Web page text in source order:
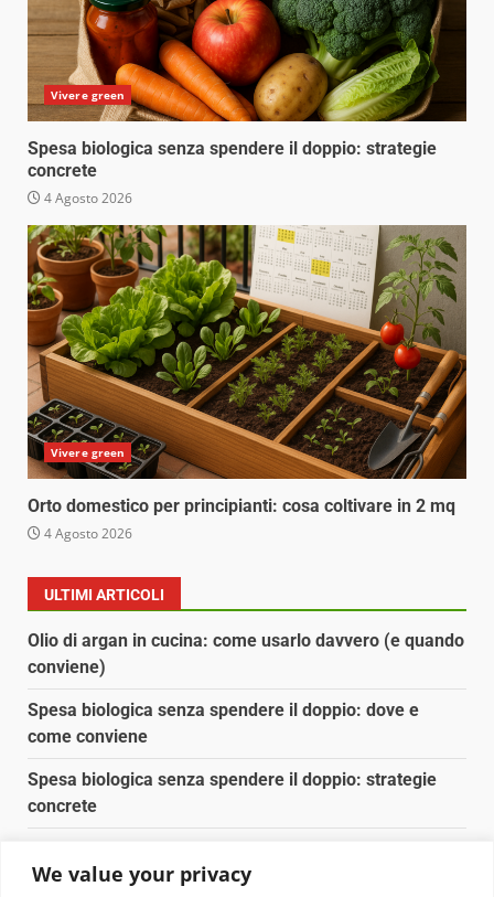
We value your privacy
Vivere green
Spesa biologica senza spendere il doppio: strategie
concrete
4 Agosto 2026
Vivere green
Orto domestico per principianti: cosa coltivare in 2 mq
4 Agosto 2026
ULTIMI ARTICOLI
Olio di argan in cucina: come usarlo davvero (e quando
conviene)
Spesa biologica senza spendere il doppio: dove e
come conviene
Spesa biologica senza spendere il doppio: strategie
concrete
Pulizia naturale della casa: 3 ingredienti che